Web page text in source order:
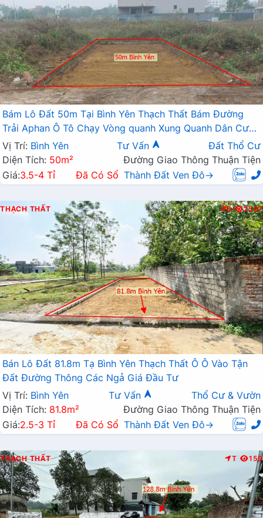
Bám Lô Đất 50m Tại Bình Yên Thạch Thất Bám Đường
Trải Aphan Ô Tô Chạy Vòng quanh Xung Quanh Dân Cư
Đông Đúc Phát Triển Sổ Đỏ Sẵn Sàng Sang Tên
Vị Trí: Bình Yên Tư Vấn
Đất Thổ Cư
Diện Tích: 50m²
Đường Giao Thông Thuận Tiện
Giá:3.5-4 Tỉ Đã Có Sổ Thành Đất Ven Đô→
THẠCH THẤT B 2597
Bán Lô Đất 81.8m Tạ Bình Yên Thạch Thất Ô Ô Vào Tận
Đất Đường Thông Các Ngả Giá Đầu Tư
Vị Trí: Bình Yên Tư Vấn
Thổ Cư & Vườn
Diện Tích: 81.8m²
Đường Giao Thông Thuận Tiện
Giá:2.5-3 Tỉ Đã Có Sổ Thành Đất Ven Đô→
THẠCH THẤT T 159